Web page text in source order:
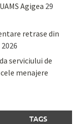
Agigea 29
retrase din
serviciului de
menajere
TAGS